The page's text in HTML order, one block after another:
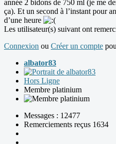
année 2 bidons de 750 ml (je me
ça). Et un second à l’instant pour
d’une heure
Les utilisateur(s) suivant ont
Connexion ou Créer un compte
albator83
Hors Ligne
Membre platinium
Messages : 12477
Remerciements reçus 1634